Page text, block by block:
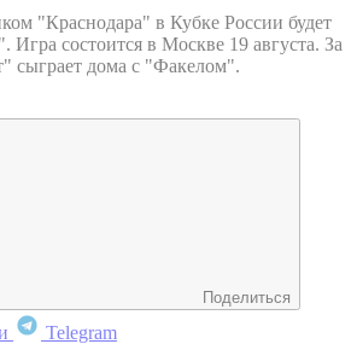
"Краснодара" в Кубке России будет
Игра состоится в Москве 19 августа. За
сыграет дома с "Факелом".
Поделиться
Telegram